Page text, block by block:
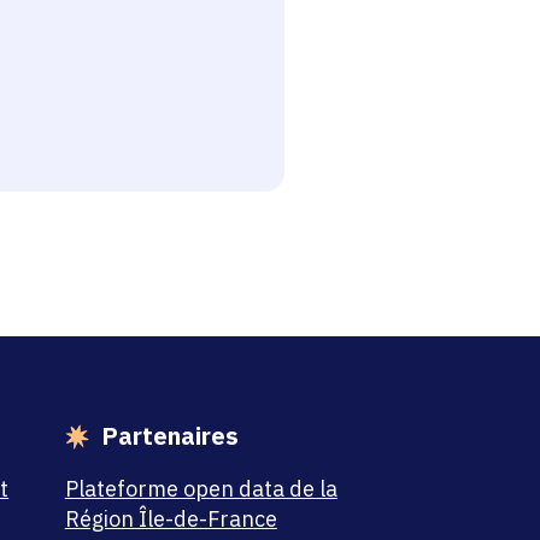
papier
Partenaires
Plateforme open data de la
Région Île-de-France